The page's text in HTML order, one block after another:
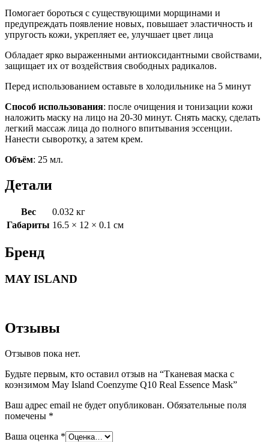
Помогает бороться с существующими морщинами и
предупреждать появление новых, повышает эластичность и
упругость кожи, укрепляет ее, улучшает цвет лица
Обладает ярко выраженными антиоксидантными свойствами,
защищает их от воздействия свободных радикалов.
Перед использованием оставьте в холодильнике на 5 минут
Способ использования: после очищения и тонизации кожи
наложить маску на лицо на 20-30 минут. Снять маску, сделать
легкий массаж лица до полного впитывания эссенции.
Нанести сыворотку, а затем крем.
Объём: 25 мл.
Детали
Вес
0.032 кг
Габариты 16.5 × 12 × 0.1 см
Бренд
MAY ISLAND
Отзывы
Отзывов пока нет.
Будьте первым, кто оставил отзыв на “Тканевая маска с
коэнзимом May Island Coenzyme Q10 Real Essence Mask”
Ваш адрес email не будет опубликован. Обязательные поля
помечены *
Ваша оценка *